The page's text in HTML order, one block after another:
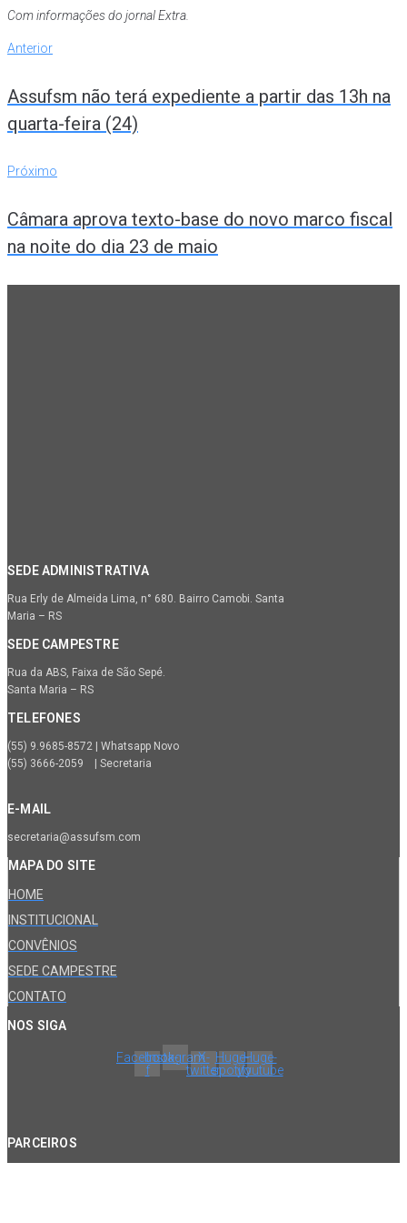
Com informações do jornal Extra.
Navegação
Post
Anterior
Anterior
Assufsm não terá expediente a partir das 13h na
quarta-feira (24)
Próximo
Próximo
Câmara aprova texto-base do novo marco fiscal
na noite do dia 23 de maio
SEDE ADMINISTRATIVA
Rua Erly de Almeida Lima, n° 680. Bairro Camobi. Santa
Maria – RS
SEDE CAMPESTRE
Rua da ABS, Faixa de São Sepé.
Santa Maria – RS
TELEFONES
(55) 9.9685-8572 | Whatsapp Novo
(55) 3666-2059 | Secretaria
E-MAIL
secretaria@assufsm.com
MAPA DO SITE
HOME
INSTITUCIONAL
CONVÊNIOS
SEDE CAMPESTRE
CONTATO
NOS SIGA
Facebook-
f
InstagramX-
twitter
Huge-
spotify
Huge-
youtube
PARCEIROS